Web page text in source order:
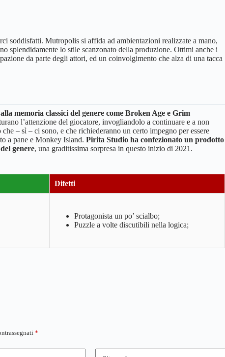
soddisfatti. Mutropolis si affida ad ambientazioni realizzate a mano,
splendidamente lo stile scanzonato della produzione. Ottimi anche i
da parte degli attori, ed un coinvolgimento che alza di una tacca
memoria classici del genere come Broken Age e Grim
l’attenzione del giocatore, invogliandolo a continuare e a non
– sì – ci sono, e che richiederanno un certo impegno per essere
a pane e Monkey Island. Pirita Studio ha confezionato un prodotto
genere, una graditissima sorpresa in questo inizio di 2021.
Difetti
Protagonista un po’ scialbo;
Puzzle a volte discutibili nella logica;
*